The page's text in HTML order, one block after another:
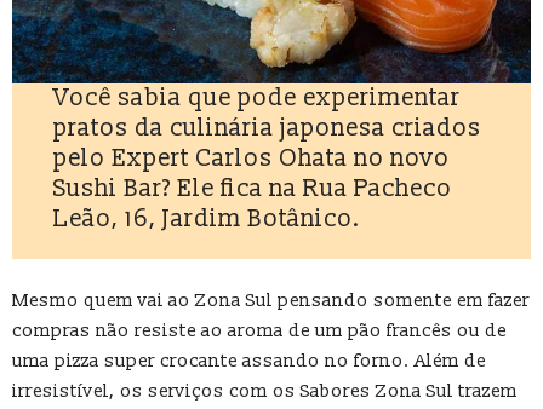
Você sabia que pode experimentar
pratos da culinária japonesa criados
pelo Expert Carlos Ohata no novo
Sushi Bar? Ele fica na Rua Pacheco
Leão, 16, Jardim Botânico.
Mesmo quem vai ao Zona Sul pensando somente em fazer
compras não resiste ao aroma de um pão francês ou de
uma pizza super crocante assando no forno. Além de
irresistível, os serviços com os Sabores Zona Sul trazem